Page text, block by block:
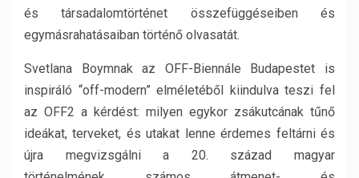
és társadalomtörténet összefüggéseiben és
egymásrahatásaiban történő olvasatát.
Svetlana Boymnak az OFF-Biennále Budapestet is
inspiráló “off-modern” elméletéből kiindulva teszi fel
az OFF2 a kérdést: milyen egykor zsákutcának tűnő
ideákat, terveket, és utakat lenne érdemes feltárni és
újra megvizsgálni a 20. század magyar